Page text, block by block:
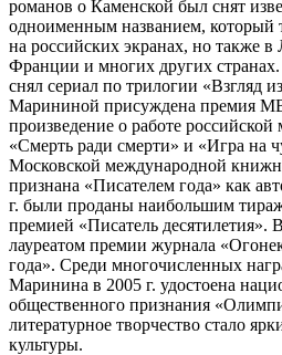
романов о Каменской был снят
одноименным названием, который
на российских экранах, но также
Франции и многих других
снял сериал по трилогии «Взгляд
Марининой присуждена премия
произведение о работе
«Смерть ради смерти» и «Игра на
Московской международной
признана «Писателем года» как
г. были проданы наибольшим
премией «Писатель десятилетия».
лауреатом премии журнала
года». Среди многочисленных
Маринина в 2005 г. удостоена
общественного признания
литературное творчество стало
культуры.